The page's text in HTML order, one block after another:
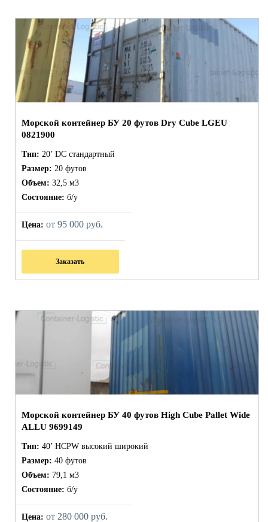
Морской контейнер БУ 20 футов Dry Cube LGEU
0821900
Тип: 20’ DC стандартный
Размер: 20 футов
Объем: 32,5 м3
Состояние: б/у
Цена: от 95 000 руб.
Заказать
Морской контейнер БУ 40 футов High Cube Pallet Wide
ALLU 9699149
Тип: 40’ HCPW высокий широкий
Размер: 40 футов
Объем: 79,1 м3
Состояние: б/у
Цена: от 280 000 руб.